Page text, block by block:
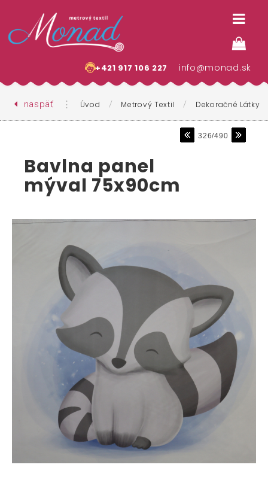
+421 917 106 227 info@monad.sk
naspäť ⋮ Úvod / Metrový Textil / Dekoračné Látky
326/490
Bavlna panel
mýval 75x90cm